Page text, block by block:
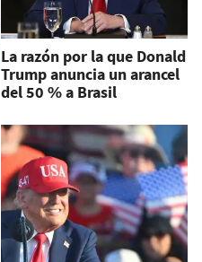
La razón por la que Donald
Trump anuncia un arancel
del 50 % a Brasil